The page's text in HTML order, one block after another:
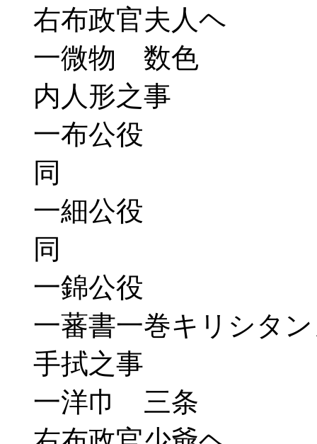
右布政官夫人ヘ
一微物 数色
内人形之事
一布公役
同
一細公役
同
一錦公役
一蕃書一巻キリシタ
手拭之事
一洋巾 三条